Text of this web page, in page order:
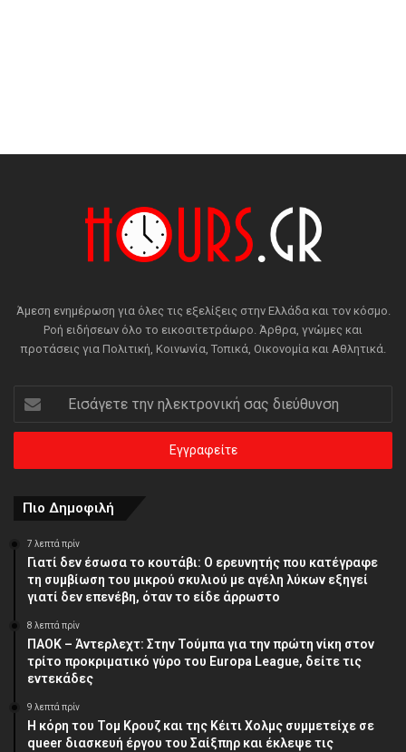
Άμεση ενημέρωση για όλες τις εξελίξεις στην Ελλάδα και τον κόσμο.
Ροή ειδήσεων όλο το εικοσιτετράωρο. Άρθρα, γνώμες και
προτάσεις για Πολιτική, Κοινωνία, Τοπικά, Οικονομία και Αθλητικά.
Εισάγετε
την
ηλεκτρονική
διεύθυνση
Πιο Δημοφιλή
7 λεπτά πρίν
Γιατί δεν έσωσα το κουτάβι: Ο ερευνητής που κατέγραφε
τη συμβίωση του μικρού σκυλιού με αγέλη λύκων εξηγεί
γιατί δεν επενέβη, όταν το είδε άρρωστο
8 λεπτά πρίν
ΠΑΟΚ – Άντερλεχτ: Στην Τούμπα για την πρώτη νίκη στον
τρίτο προκριματικό γύρο του Europa League, δείτε τις
εντεκάδες
9 λεπτά πρίν
Η κόρη του Τομ Κρουζ και της Κέιτι Χολμς συμμετείχε σε
queer διασκευή έργου του Σαίξπηρ και έκλεψε τις